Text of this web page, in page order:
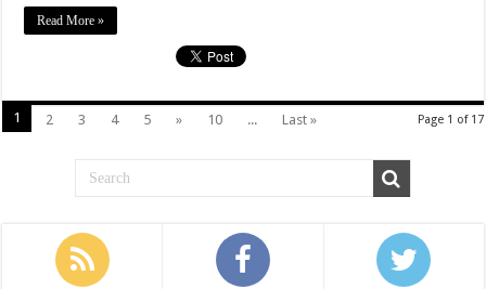
Read More »
Page 1 of 17
1 2 3 4 5 » 10 ... Last »